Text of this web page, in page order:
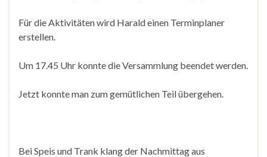
Für die Aktivitäten wird Harald einen Terminplaner
erstellen.
Um 17.45 Uhr konnte die Versammlung beendet werden.
Jetzt konnte man zum gemütlichen Teil übergehen.
Bei Speis und Trank klang der Nachmittag aus